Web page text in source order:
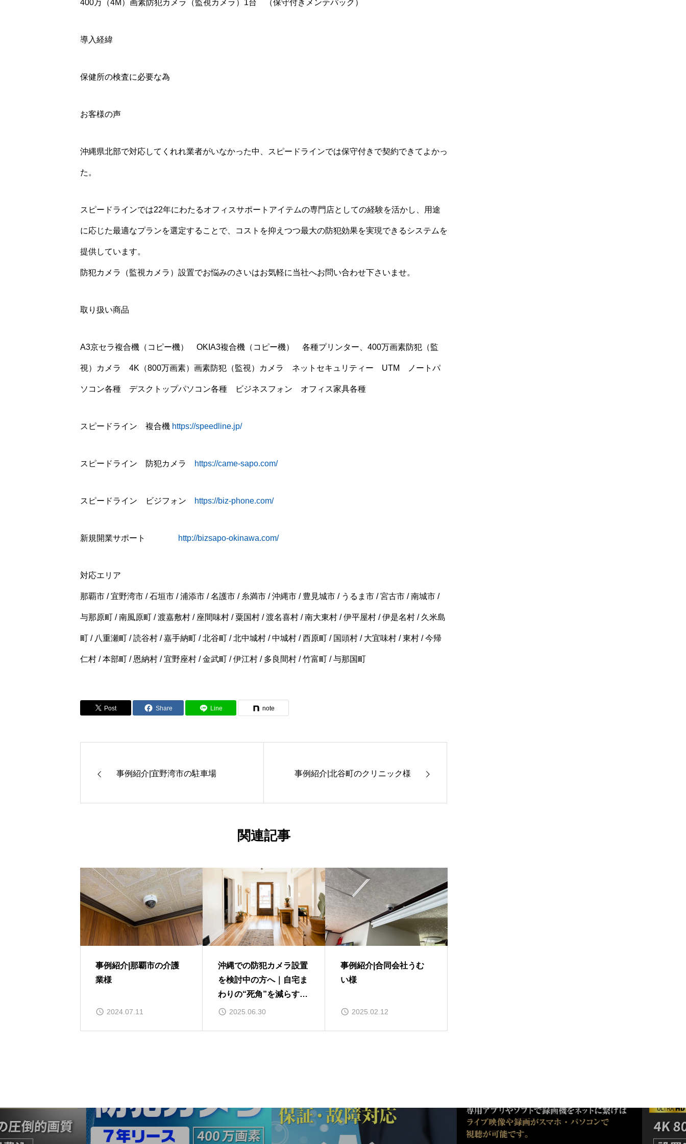
400万（4M）画素防犯カメラ（監視カメラ）1台 （保守付きメンテパック）
導入経緯
保健所の検査に必要な為
お客様の声
沖縄県北部で対応してくれれ業者がいなかった中、スピードラインでは保守付きで契約できてよかっ
た。
スピードラインでは22年にわたるオフィスサポートアイテムの専門店としての経験を活かし、用途
に応じた最適なプランを選定することで、コストを抑えつつ最大の防犯効果を実現できるシステムを
提供しています。
防犯カメラ（監視カメラ）設置でお悩みのさいはお気軽に当社へお問い合わせ下さいませ。
取り扱い商品
A3京セラ複合機（コピー機） OKIA3複合機（コピー機） 各種プリンター、400万画素防犯（監
視）カメラ 4K（800万画素）画素防犯（監視）カメラ ネットセキュリティー UTM ノートパ
ソコン各種 デスクトップパソコン各種 ビジネスフォン オフィス家具各種
スピードライン 複合機 https://speedline.jp/
スピードライン 防犯カメラ https://came-sapo.com/
スピードライン ビジフォン https://biz-phone.com/
新規開業サポート http://bizsapo-okinawa.com/
対応エリア
那覇市 / 宜野湾市 / 石垣市 / 浦添市 / 名護市 / 糸満市 / 沖縄市 / 豊見城市 / うるま市 / 宮古市 / 南城市 /
与那原町 / 南風原町 / 渡嘉敷村 / 座間味村 / 粟国村 / 渡名喜村 / 南大東村 / 伊平屋村 / 伊是名村 / 久米島
町 / 八重瀬町 / 読谷村 / 嘉手納町 / 北谷町 / 北中城村 / 中城村 / 西原町 / 国頭村 / 大宜味村 / 東村 / 今帰
仁村 / 本部町 / 恩納村 / 宜野座村 / 金武町 / 伊江村 / 多良間村 / 竹富町 / 与那国町
Post Share Line note
事例紹介|宜野湾市の駐車場 事例紹介|北谷町のクリニック様
関連記事
事例紹介|那覇市の介護
業様
2024.07.11
沖縄での防犯カメラ設置
を検討中の方へ｜自宅ま
わりの“死角”を減らす方
法 2025.06.30
事例紹介|合同会社うむ
い様
2025.02.12